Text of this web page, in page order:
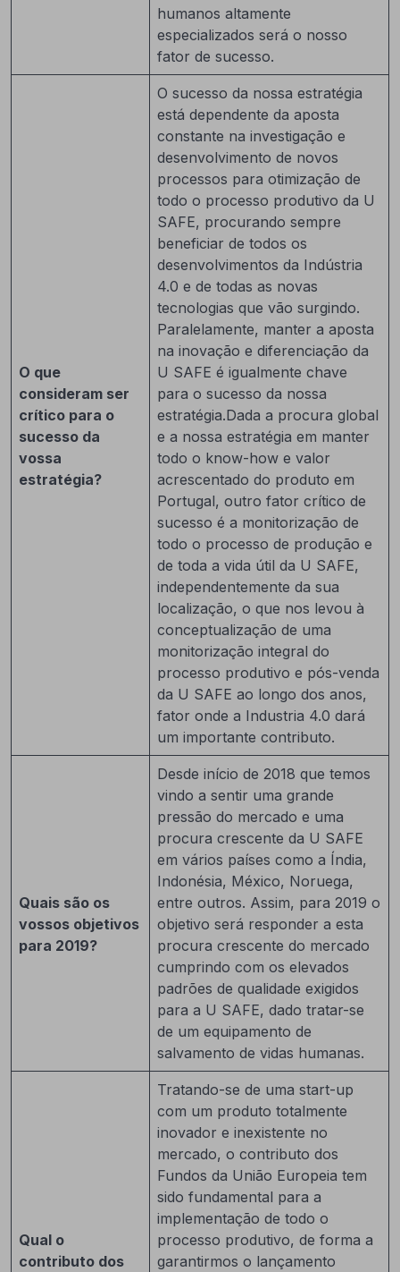
humanos altamente
especializados será o nosso
fator de sucesso.
O que
consideram ser
crítico para o
sucesso da
vossa
estratégia?
O sucesso da nossa estratégia
está dependente da aposta
constante na investigação e
desenvolvimento de novos
processos para otimização de
todo o processo produtivo da U
SAFE, procurando sempre
beneficiar de todos os
desenvolvimentos da Indústria
4.0 e de todas as novas
tecnologias que vão surgindo.
Paralelamente, manter a aposta
na inovação e diferenciação da
U SAFE é igualmente chave
para o sucesso da nossa
estratégia.Dada a procura global
e a nossa estratégia em manter
todo o know-how e valor
acrescentado do produto em
Portugal, outro fator crítico de
sucesso é a monitorização de
todo o processo de produção e
de toda a vida útil da U SAFE,
independentemente da sua
localização, o que nos levou à
conceptualização de uma
monitorização integral do
processo produtivo e pós-venda
da U SAFE ao longo dos anos,
fator onde a Industria 4.0 dará
um importante contributo.
Quais são os
vossos objetivos
para 2019?
Desde início de 2018 que temos
vindo a sentir uma grande
pressão do mercado e uma
procura crescente da U SAFE
em vários países como a Índia,
Indonésia, México, Noruega,
entre outros. Assim, para 2019 o
objetivo será responder a esta
procura crescente do mercado
cumprindo com os elevados
padrões de qualidade exigidos
para a U SAFE, dado tratar-se
de um equipamento de
salvamento de vidas humanas.
Qual o
contributo dos
Tratando-se de uma start-up
com um produto totalmente
inovador e inexistente no
mercado, o contributo dos
Fundos da União Europeia tem
sido fundamental para a
implementação de todo o
processo produtivo, de forma a
garantirmos o lançamento